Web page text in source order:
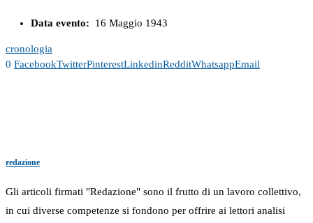
Data evento: 16 Maggio 1943
cronologia
0 FacebookTwitterPinterestLinkedinRedditWhatsappEmail
redazione
Gli articoli firmati "Redazione" sono il frutto di un lavoro collettivo,
in cui diverse competenze si fondono per offrire ai lettori analisi